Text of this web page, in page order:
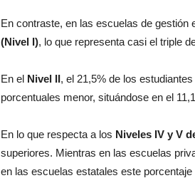
En contraste, en las escuelas de gestión
(Nivel I), lo que representa casi el triple
En el Nivel II, el 21,5% de los
porcentuales menor, situándose en el
En lo que respecta a los Niveles IV y V
superiores. Mientras en las escuelas
en las escuelas estatales este